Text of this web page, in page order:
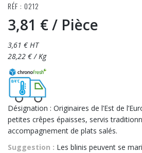
RÉF : 0212
3,81 €/ Pièce
3,61 € HT
28,22 € / Kg
Désignation : Originaires de l’Est de
petites crêpes épaisses, servis
accompagnement de plats salés.
Suggestion : Les blinis peuvent se